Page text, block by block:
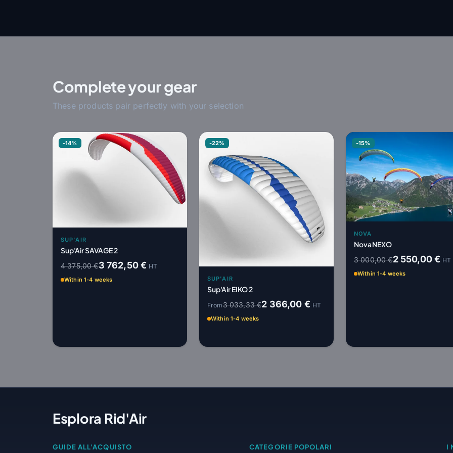
Complete your gear
These products pair perfectly with your selection
-14%
SUP'AIR
Sup'Air SAVAGE 2
4 375,00 €3 762,50 € HT
Within 1-4 weeks
-22%
SUP'AIR
Sup'Air EIKO 2
From3 033,33 €2 366,00 € HT
Within 1-4 weeks
-15%
NOVA
Nova NEXO
3 000,00 €2 550,00 € HT
Within 1-4 weeks
Esplora Rid'Air
GUIDE ALL'ACQUISTO CATEGORIE POPOLARI I